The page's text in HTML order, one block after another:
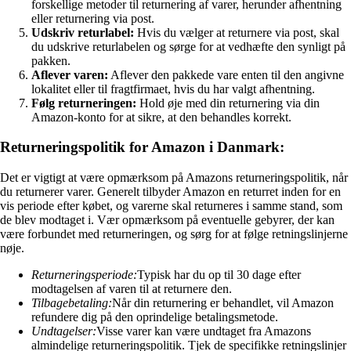
forskellige metoder til returnering af varer, herunder afhentning
eller returnering via post.
Udskriv returlabel: Hvis du vælger at returnere via post, skal
du udskrive returlabelen og sørge for at vedhæfte den synligt på
pakken.
Aflever varen: Aflever den pakkede vare enten til den angivne
lokalitet eller til fragtfirmaet, hvis du har valgt afhentning.
Følg returneringen: Hold øje med din returnering via din
Amazon-konto for at sikre, at den behandles korrekt.
Returneringspolitik for Amazon i Danmark:
Det er vigtigt at være opmærksom på Amazons returneringspolitik, når
du returnerer varer. Generelt tilbyder Amazon en returret inden for en
vis periode efter købet, og varerne skal returneres i samme stand, som
de blev modtaget i. Vær opmærksom på eventuelle gebyrer, der kan
være forbundet med returneringen, og sørg for at følge retningslinjerne
nøje.
Returneringsperiode:Typisk har du op til 30 dage efter
modtagelsen af varen til at returnere den.
Tilbagebetaling:Når din returnering er behandlet, vil Amazon
refundere dig på den oprindelige betalingsmetode.
Undtagelser:Visse varer kan være undtaget fra Amazons
almindelige returneringspolitik. Tjek de specifikke retningslinjer